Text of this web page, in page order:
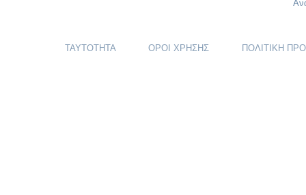
ΤΑΥΤΟΤΗΤΑ ΟΡΟΙ ΧΡΗΣΗΣ ΠΟΛΙΤΙΚΗ